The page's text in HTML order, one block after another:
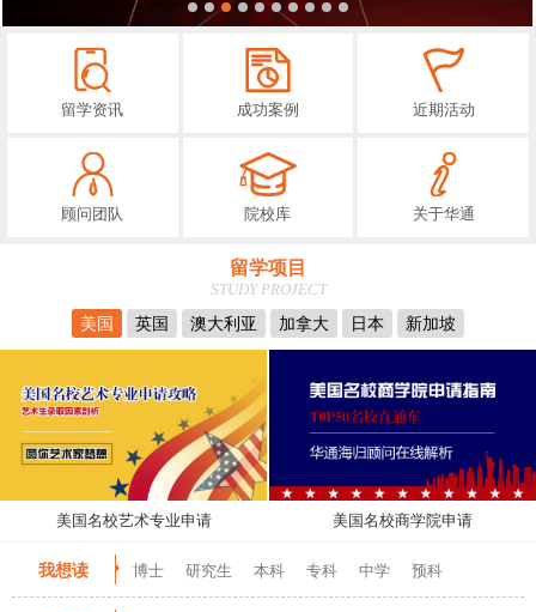
留学资讯 成功案例 近期活动
顾问团队 院校库 关于华通
留学项目
STUDY PROJECT
美国
英国 澳大利亚 加拿大 日本 新加坡
美国名校艺术专业申请 美国名校商学院申请
我想读 博士 研究生 本科 专科 中学 预科